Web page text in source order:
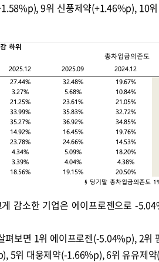
9위 신풍제약(+1.46%p), 10
감소한 기업은 에이프로젠으로 -
펴보면 1위 에이프로젠(-5.04%p), 2위
5위 대웅제약(-1.66%p), 6위 유유제